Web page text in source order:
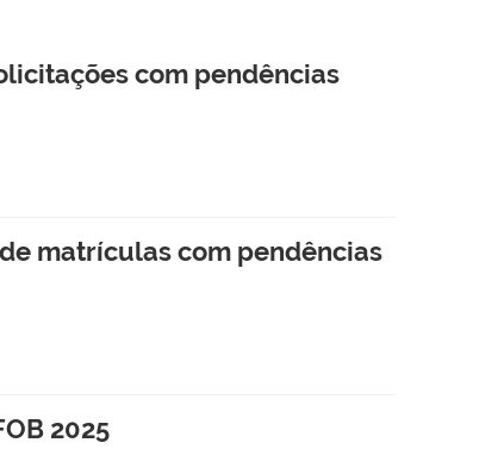
com pendências
matrículas com pendências
2025